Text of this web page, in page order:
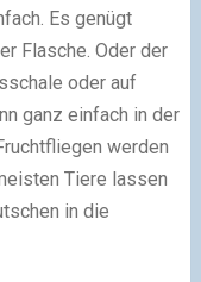
Es genügt
Flasche. Oder der
oder auf
ganz einfach in der
werden
Tiere lassen
in die